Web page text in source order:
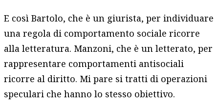
E così Bartolo, che è un giurista, per individuare
una regola di comportamento sociale ricorre
alla letteratura. Manzoni, che è un letterato, per
rappresentare comportamenti antisociali
ricorre al diritto. Mi pare si tratti di operazioni
speculari che hanno lo stesso obiettivo.